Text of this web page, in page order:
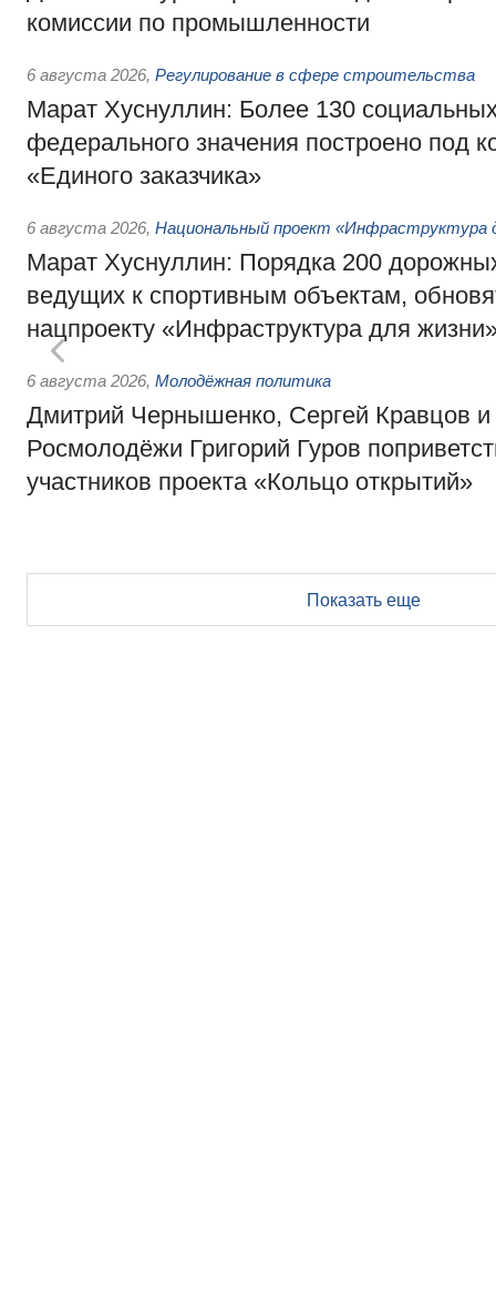
комиссии по промышленности
6 августа 2026, Регулирование в сфере строительства
Марат Хуснуллин: Более 130
федерального значения построено под
«Единого заказчика»
6 августа 2026, Национальный проект «Инфраструктура
Марат Хуснуллин: Порядка 200
ведущих к спортивным объектам,
нацпроекту «Инфраструктура для
6 августа 2026, Молодёжная политика
Дмитрий Чернышенко, Сергей Кравцов и
Росмолодёжи Григорий Гуров
участников проекта «Кольцо открытий»
Показать еще